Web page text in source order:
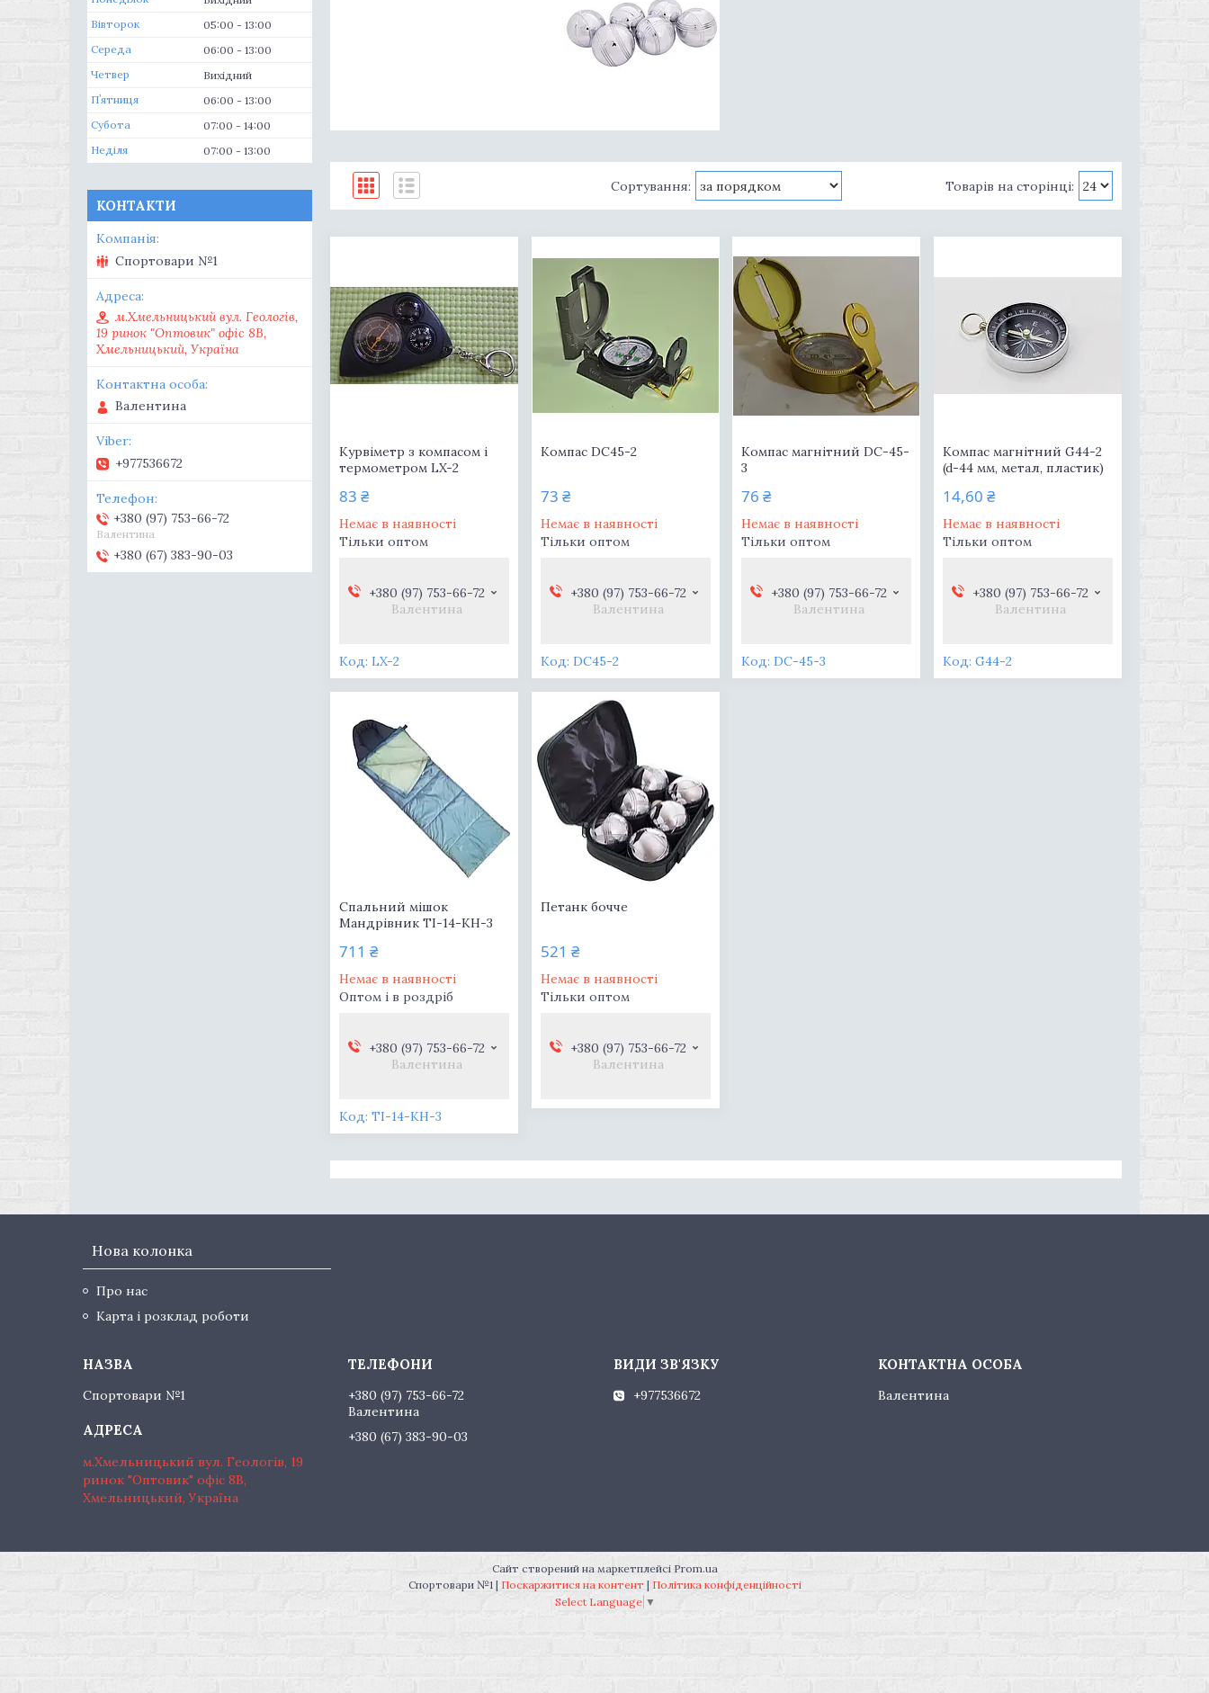
Курвіметр з компасом і
термометром LX-2
83 ₴
Немає в наявності
Тільки оптом
+380 (97) 753-66-72
Валентина
LX-2
Компас DC45-2
73 ₴
Немає в наявності
Тільки оптом
+380 (97) 753-66-72
Валентина
DС45-2
Компас магнітний DС-45-
3
76 ₴
Немає в наявності
Тільки оптом
+380 (97) 753-66-72
Валентина
DС-45-3
Компас магнітний G44-2
(d-44 мм, метал, пластик)
14,60 ₴
Немає в наявності
Тільки оптом
+380 (97) 753-66-72
Валентина
G44-2
Спальний мішок
Мандрівник TI-14-KH-3
711 ₴
Немає в наявності
Оптом і в роздріб
+380 (97) 753-66-72
Валентина
TI-14-KH-3
Петанк бочче
521 ₴
Немає в наявності
Тільки оптом
+380 (97) 753-66-72
Валентина
Вівторок
05:00
13:00
Середа
06:00
13:00
Четвер
Вихідний
Пʼятниця
06:00
13:00
Субота
07:00
14:00
Неділя
07:00 13:00
КОНТАКТИ
Спортовари №1
м.Хмельницький вул. Геологів,
19 ринок "Оптовик" офіс 8В,
Хмельницький, Україна
Валентина
+977536672
+380 (97) 753-66-72
Валентина
+380 (67) 383-90-03
Нова колонка
Про нас
Карта і розклад роботи
Спортовари №1
м.Хмельницький вул. Геологів, 19
ринок "Оптовик" офіс 8В,
Хмельницький, Україна
+380 (97) 753-66-72
Валентина
+380 (67) 383-90-03
+977536672 Валентина
Сайт створений на маркетплейсі Prom.ua
Спортовари №1 | Поскаржитися на контент | Політика конфіденційності
Select Language ▼